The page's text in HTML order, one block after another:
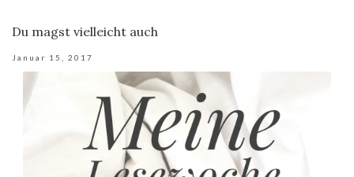
Du magst vielleicht auch
Januar 15, 2017